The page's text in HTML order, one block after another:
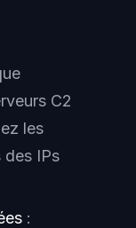
C2
les
des IPs
: